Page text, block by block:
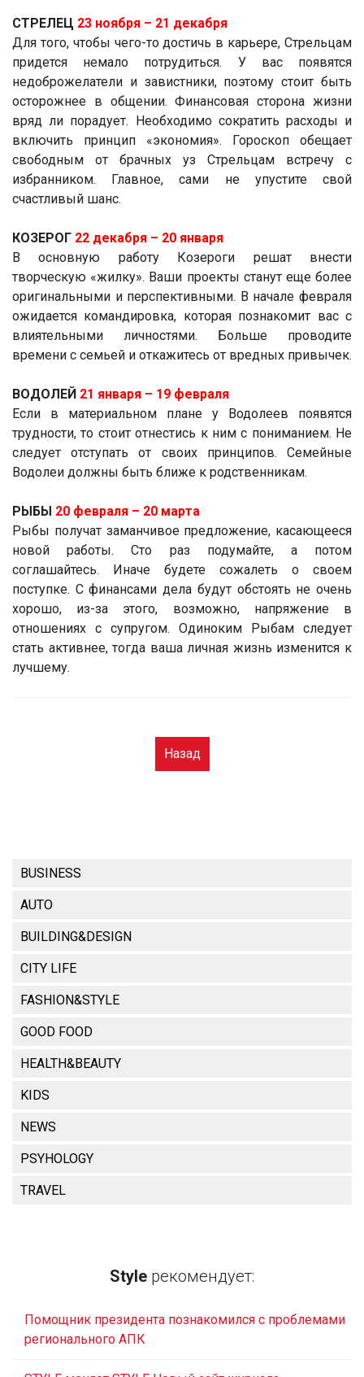
СТРЕЛЕЦ 23 ноября ­– 21 декабря
Для того, чтобы чего-то достичь в карьере, Стрельцам
придется немало потрудиться. У вас появятся
недоброжелатели и завистники, поэтому стоит быть
осторожнее в общении. Финансовая сторона жизни
вряд ли порадует. Необходимо сократить расходы и
включить принцип «экономия». Гороскоп обещает
свободным от брачных уз Стрельцам встречу с
избранником. Главное, сами не упустите свой
счастливый шанс.
КОЗЕРОГ 22 декабря ­– 20 января
В основную работу Козероги решат внести
творческую «жилку». Ваши проекты станут еще более
оригинальными и перспективными. В начале февраля
ожидается командировка, которая познакомит вас с
влиятельными личностями. Больше проводите
времени с семьей и откажитесь от вредных привычек.
ВОДОЛЕЙ 21 января ­– 19 февраля
Если в материальном плане у Водолеев появятся
трудности, то стоит отнестись к ним с пониманием. Не
следует отступать от своих принципов. Семейные
Водолеи должны быть ближе к родственникам.
РЫБЫ 20 февраля – 20 марта
Рыбы получат заманчивое предложение, касающееся
новой работы. Сто раз подумайте, а потом
соглашайтесь. Иначе будете сожалеть о своем
поступке. С финансами дела будут обстоять не очень
хорошо, из-за этого, возможно, напряжение в
отношениях с супругом. Одиноким Рыбам следует
стать активнее, тогда ваша личная жизнь изменится к
лучшему.
Назад
BUSINESS
AUTO
BUILDING&DESIGN
CITY LIFE
FASHION&STYLE
GOOD FOOD
HEALTH&BEAUTY
KIDS
NEWS
PSYHOLOGY
TRAVEL
Style рекомендует:
Помощник президента познакомился с проблемами
регионального АПК